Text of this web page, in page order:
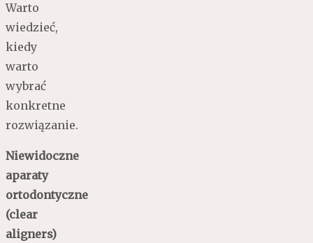
Warto
wiedzieć,
kiedy
warto
wybrać
konkretne
rozwiązanie.
Niewidoczne
aparaty
ortodontyczne
(clear
aligners)